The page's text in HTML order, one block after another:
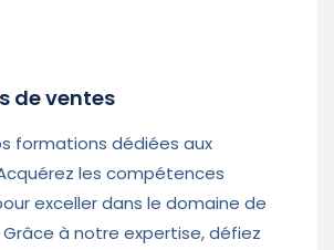
de ventes
formations dédiées aux
les compétences
exceller dans le domaine de
à notre expertise, défiez